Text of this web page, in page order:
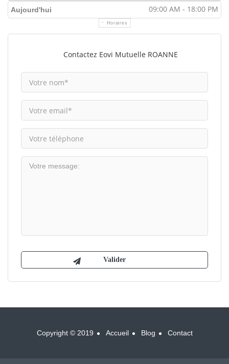
Aujourd'hui 09:00 AM - 18:00 PM
Horaires
Contactez Eovi Mutuelle ROANNE
Copyright © 2019 Accueil Blog Contact